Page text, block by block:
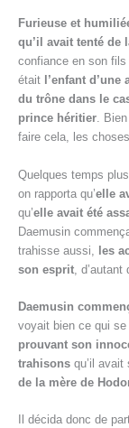
Furieuse et
qu’il avait tenté de
confiance en son fils
était l’enfant
du trône dans le
prince héritier.
faire cela, les
Quelques temps
on rapporta qu’elle
qu’elle avait été
Daemusin
trahisse aussi, les
son esprit , d’autant
Daemusin
voyait bien ce qui
prouvant son
trahisons qu’il avait
de la mère de
Il décida donc de